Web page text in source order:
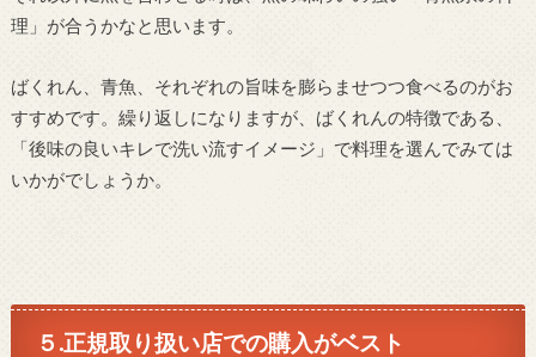
理」が合うかなと思います。
ばくれん、青魚、それぞれの旨味を膨らませつつ食べるのがお
すすめです。繰り返しになりますが、ばくれんの特徴である、
「後味の良いキレで洗い流すイメージ」で料理を選んでみては
いかがでしょうか。
５.正規取り扱い店での購入がベスト